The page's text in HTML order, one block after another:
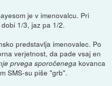
je v imenovalcu. Pri
1/3, jaz pa 1/2.
predstavlja imenovalec. Po
verjetnost, da pade vsaj en
prvega sporočenega kovanca
SMS-su piše "grb".